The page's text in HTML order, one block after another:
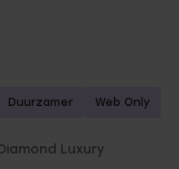
Duurzamer Web Only
Luxury